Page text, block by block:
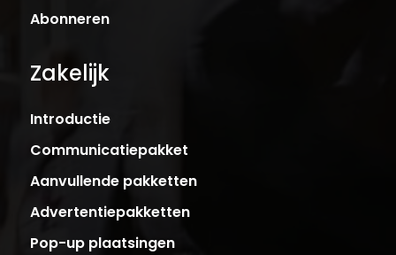
Abonneren
Zakelijk
Introductie
Communicatiepakket
Aanvullende pakketten
Advertentiepakketten
Pop-up plaatsingen